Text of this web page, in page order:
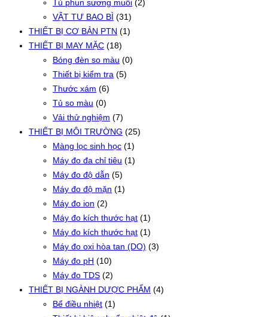
Tủ phun sương muối (2)
VẬT TƯ BAO BÌ (31)
THIẾT BỊ CƠ BẢN PTN (1)
THIẾT BỊ MAY MẶC (18)
Bóng đèn so màu (0)
Thiết bị kiểm tra (5)
Thước xám (6)
Tủ so màu (0)
Vải thử nghiệm (7)
THIẾT BỊ MÔI TRƯỜNG (25)
Màng lọc sinh học (1)
Máy đo đa chỉ tiêu (1)
Máy đo độ dẫn (5)
Máy đo độ mặn (1)
Máy đo ion (2)
Máy đo kích thước hạt (1)
Máy đo kích thước hạt (1)
Máy đo oxi hòa tan (DO) (3)
Máy đo pH (10)
Máy đo TDS (2)
THIẾT BỊ NGÀNH DƯỢC PHẨM (4)
Bể điều nhiệt (1)